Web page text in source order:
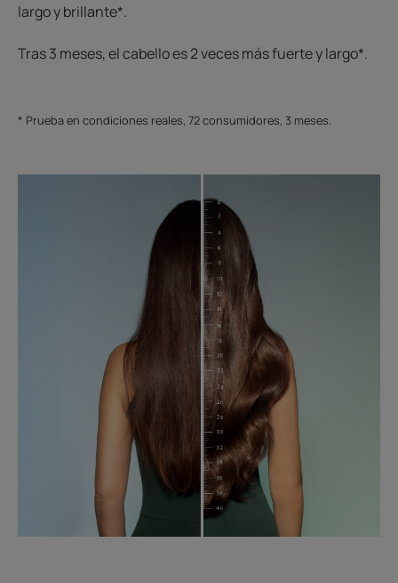
largo y brillante*.
Tras 3 meses, el cabello es 2 veces más fuerte y largo*.
* Prueba en condiciones reales, 72 consumidores, 3 meses.